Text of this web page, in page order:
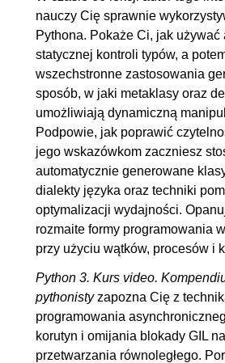
6.13. Kontrakt hash/eq
7. Metaprogramowanie
7.1. Dekoratory (cz. 1.)
7.2. Dekoratory (cz. 2.)
7.3. Menedżer kontekstu
7.4. Adnotacje
7.5. Deskryptory (cz. 1.)
7.6. Deskryptory (cz. 2.)
7.7. Metaklasy
7.8. Dataclass
8. Programowanie
8.1. Modele przetwarzania
8.2. Koordynacja wątków
8.3. Synchronizacja dostępu
nauczy Cię sprawnie
Pythona. Pokaże Ci, jak używać
statycznej kontroli typów, a
wszechstronne zastosowania
sposób, w jaki metaklasy oraz
umożliwiają dynamiczną
Podpowie, jak poprawić
jego wskazówkom zaczniesz
automatycznie generowane
dialekty języka oraz techniki
optymalizacji wydajności.
rozmaite formy programowania
przy użyciu wątków, procesów i
Python 3. Kurs video.
pythonistyzapozna Cię z
programowania
korutyn i omijania blokady GIL
przetwarzania równoległego.